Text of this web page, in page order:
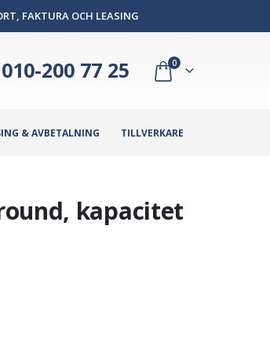
FAKTURA OCH LEASING
010-200 77 25 0
& AVBETALNING TILLVERKARE
kapacitet